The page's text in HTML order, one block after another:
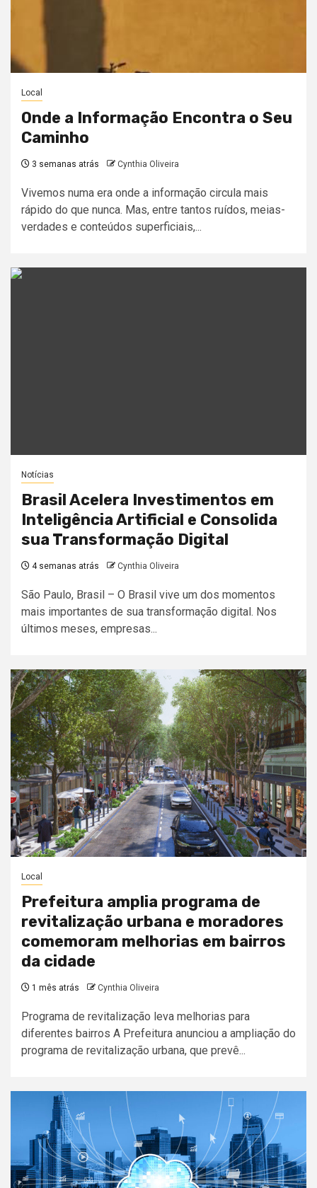
Local
Onde a Informação Encontra o Seu
Caminho
3 semanas atrás Cynthia Oliveira
Vivemos numa era onde a informação circula mais
rápido do que nunca. Mas, entre tantos ruídos, meias-
verdades e conteúdos superficiais,...
Notícias
Brasil Acelera Investimentos em
Inteligência Artificial e Consolida
sua Transformação Digital
4 semanas atrás Cynthia Oliveira
São Paulo, Brasil – O Brasil vive um dos momentos
mais importantes de sua transformação digital. Nos
últimos meses, empresas...
Local
Prefeitura amplia programa de
revitalização urbana e moradores
comemoram melhorias em bairros
da cidade
1 mês atrás Cynthia Oliveira
Programa de revitalização leva melhorias para
diferentes bairros A Prefeitura anunciou a ampliação do
programa de revitalização urbana, que prevê...